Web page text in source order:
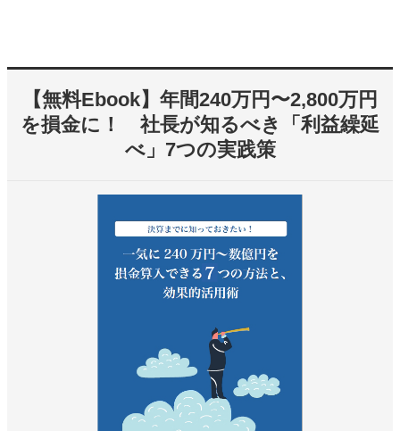
【無料Ebook】年間240万円〜2,800万円
を損金に！ 社長が知るべき「利益繰延
べ」7つの実践策